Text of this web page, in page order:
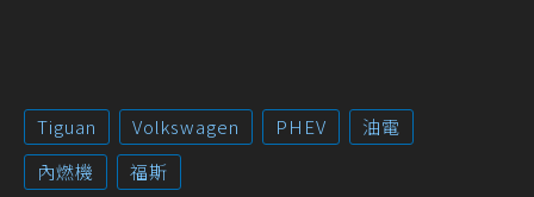
Tiguan Volkswagen PHEV
油電
內燃機
福斯